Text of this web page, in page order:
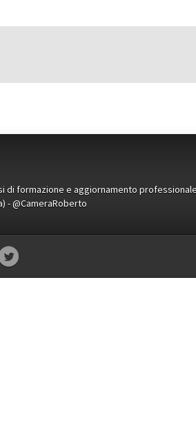
formazione e aggiornamento
- @CameraRoberto